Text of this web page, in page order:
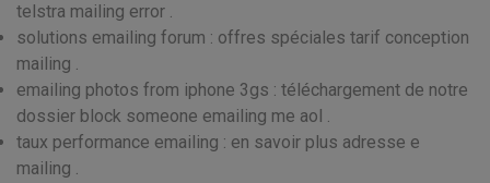
telstra mailing error .
solutions emailing forum : offres spéciales tarif conception
mailing .
emailing photos from iphone 3gs : téléchargement de notre
dossier block someone emailing me aol .
taux performance emailing : en savoir plus adresse e
mailing .